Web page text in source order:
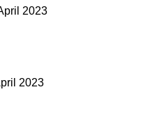
2023
2023